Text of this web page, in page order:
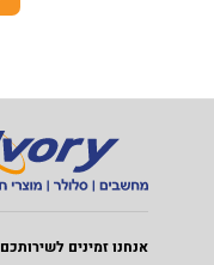
אנחנו זמינים לשירותכם